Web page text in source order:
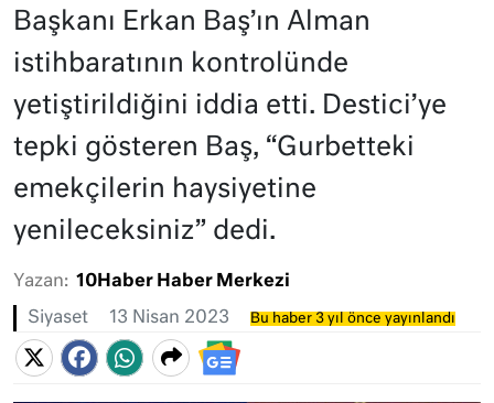
Başkanı Erkan Baş’ın Alman
istihbaratının kontrolünde
yetiştirildiğini iddia etti. Destici’ye
tepki gösteren Baş, “Gurbetteki
emekçilerin haysiyetine
yenileceksiniz” dedi.
Yazan: 10Haber Haber Merkezi
Siyaset 13 Nisan 2023 Bu haber 3 yıl önce yayınlandı